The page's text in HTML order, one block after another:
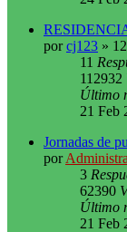
porcj123 »
11
112932
Último
21 Feb
Jornadas de
por
3
62390
Último
21 Feb